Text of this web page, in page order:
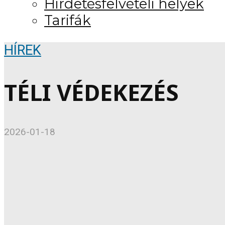
Hirdetésfelvételi helyek
Tarifák
HÍREK
TÉLI VÉDEKEZÉS
2026-01-18